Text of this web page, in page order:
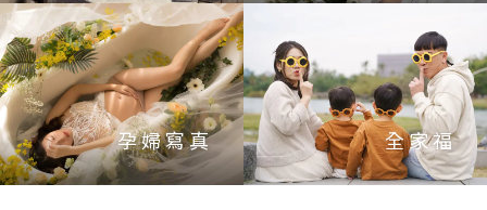
VIEW WORKS VIEW WORKS
孕婦寫真 全家福